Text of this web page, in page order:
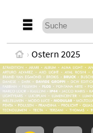
Ostern 2025